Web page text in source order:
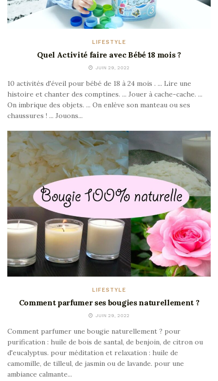
LIFESTYLE
Quel Activité faire avec Bébé 18 mois ?
JUIN 29, 2022
10 activités d'éveil pour bébé de 18 à 24 mois . ... Lire une
histoire et chanter des comptines. ... Jouer à cache-cache. ...
On imbrique des objets. ... On enlève son manteau ou ses
chaussures ! ... Jouons...
LIFESTYLE
Comment parfumer ses bougies naturellement ?
JUIN 29, 2022
Comment parfumer une bougie naturellement ? pour
purification : huile de bois de santal, de benjoin, de citron ou
d'eucalyptus. pour méditation et relaxation : huile de
camomille, de tilleul, de jasmin ou de lavande. pour une
ambiance calmante...